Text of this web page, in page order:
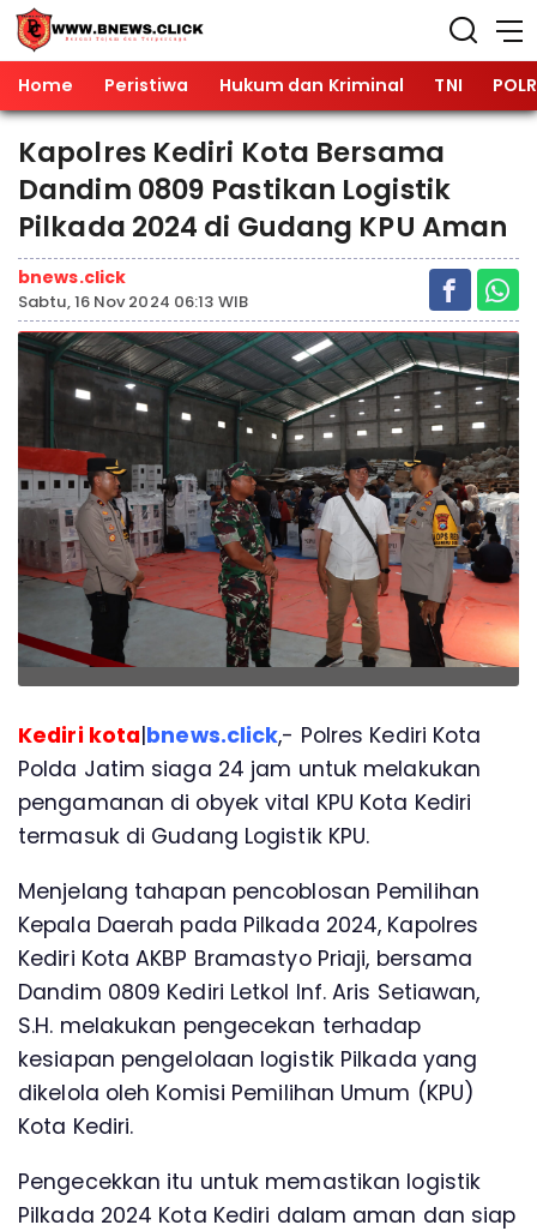
Home Peristiwa Hukum dan Kriminal TNI
Kapolres Kediri Kota Bersama
Dandim 0809 Pastikan Logistik
Pilkada 2024 di Gudang KPU Aman
bnews.click
Sabtu, 16 Nov 2024 06:13 WIB
Kediri kota|bnews.click,- Polres Kediri Kota
Polda Jatim siaga 24 jam untuk melakukan
pengamanan di obyek vital KPU Kota Kediri
termasuk di Gudang Logistik KPU.
Menjelang tahapan pencoblosan Pemilihan
Kepala Daerah pada Pilkada 2024, Kapolres
Kediri Kota AKBP Bramastyo Priaji, bersama
Dandim 0809 Kediri Letkol Inf. Aris Setiawan,
S.H. melakukan pengecekan terhadap
kesiapan pengelolaan logistik Pilkada yang
dikelola oleh Komisi Pemilihan Umum (KPU)
Kota Kediri.
Pengecekkan itu untuk memastikan logistik
Pilkada 2024 Kota Kediri dalam aman dan siap